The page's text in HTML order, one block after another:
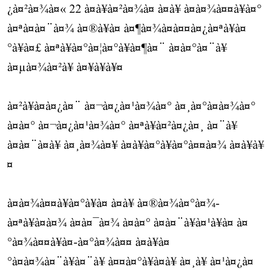
¿à¤²à¤¾à¤« 22 à¤à¥à¤²à¤¾à¤ à¤à¥ à¤à¤¾à¤¤à¥à¤°
à¤ªà¤à¤¨à¤¾ à¤®à¥à¤ à¤¶à¤¾à¤à¤¤à¤¿à¤ªà¥à¤
°à¥à¤£ à¤ªà¥à¤°à¤¦à¤°à¥à¤¶à¤¨ à¤à¤°à¤¨à¥
à¤µà¤¾à¤²à¥ à¤¥à¥à¥¤
à¤²à¥à¤à¤¿à¤¨ à¤¬à¤¿à¤¹à¤¾à¤° à¤¸à¤°à¤à¤¾à¤°
à¤à¤° à¤¬à¤¿à¤¹à¤¾à¤° à¤ªà¥à¤²à¤¿à¤¸ à¤¨à¥
à¤à¤¨à¤à¥ à¤¸à¤¾à¤¥ à¤à¥à¤°à¥à¤°à¤¤à¤¾ à¤à¥à¥
¤
à¤à¤¾à¤¤à¥à¤°à¥à¤ à¤à¥ à¤®à¤¾à¤°à¤¾-
à¤ªà¥à¤à¤¾ à¤à¤¯à¤¾ à¤à¤° à¤à¤¨à¥à¤¹à¥à¤ à¤
°à¤¾à¤¤à¥à¤-à¤°à¤¾à¤¤ à¤à¥à¤
°à¤à¤¾à¤¨à¥à¤¨à¥ à¤¤à¤°à¥à¤à¥ à¤¸à¥ à¤¹à¤¿à¤